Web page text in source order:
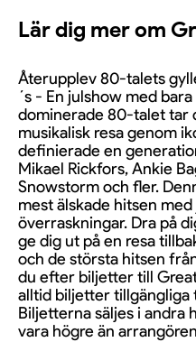
Lär dig mer om
Återupplev 80-talets
´s - En julshow med
dominerade 80-talet tar
musikalisk resa genom
definierade en
Mikael Rickfors, Ankie
Snowstorm och fler.
mest älskade hitsen
överraskningar. Dra på
ge dig ut på en resa
och de största hitsen
du efter biljetter till
alltid biljetter tillgängliga
Biljetterna säljes i andra
vara högre än